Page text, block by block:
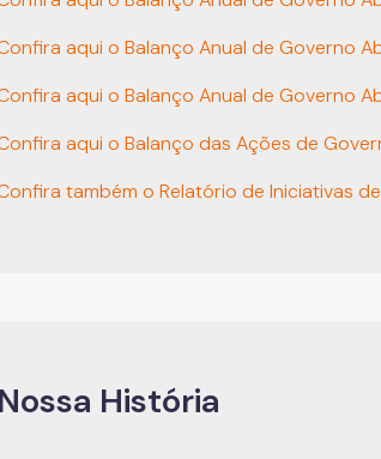
aqui o Balanço Anual de Governo
aqui o Balanço Anual de Governo
aqui o Balanço das Ações de
também o Relatório de Iniciativas
Nossa História